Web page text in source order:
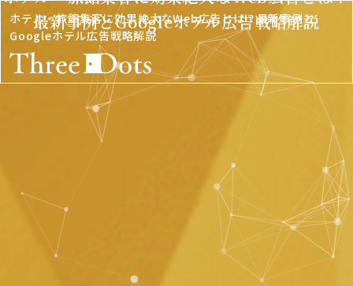
ホテル・旅館集客に効果絶大なWeb広告とは？最新事例と
Googleホテル広告戦略解説
最新事例とGoogleホテル広告戦略解説
HOME
サービス
業種別
無料資料DL